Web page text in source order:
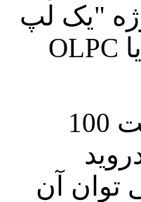
"یک لپ
تاپ برای هر کودک" یا OLPC
سیستم عامل این تبلت 100
توان آن